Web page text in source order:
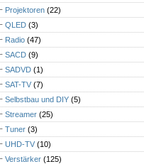
Projektoren (22)
QLED (3)
Radio (47)
SACD (9)
SADVD (1)
SAT-TV (7)
Selbstbau und DIY (5)
Streamer (25)
Tuner (3)
UHD-TV (10)
Verstärker (125)